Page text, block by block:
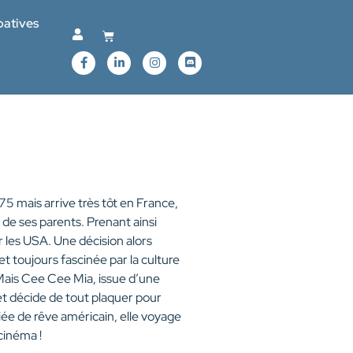
mais arrive très tôt en France,
ses parents. Prenant ainsi
les USA. Une décision alors
toujours fascinée par la culture
Cee Cee Mia, issue d’une
décide de tout plaquer pour
de rêve américain, elle voyage
!